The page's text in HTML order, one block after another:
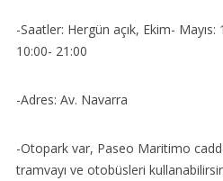
-Saatler: Hergün açık, Ekim-
10:00- 21:00
-Adres: Av. Navarra
-Otopark var, Paseo Maritimo
tramvayı ve otobüsleri